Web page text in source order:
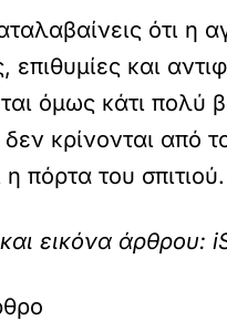
ότι η
επιθυμίες και
όμως κάτι πολύ
δεν κρίνονται
πόρτα του σπιτιού.
εικόνα άρθρου: